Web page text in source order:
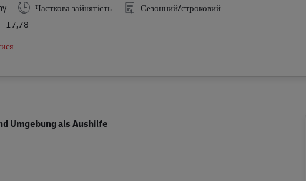
Часткова зайнятість
Сезонний/строковий
17,78
Umgebung als Aushilfe